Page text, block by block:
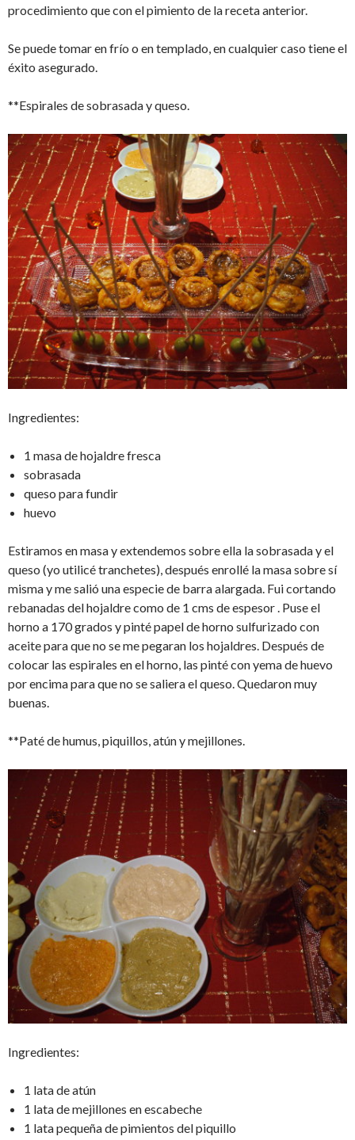
procedimiento que con el pimiento de la receta anterior.
Se puede tomar en frío o en templado, en cualquier caso tiene el
éxito asegurado.
**Espirales de sobrasada y queso.
Ingredientes:
1 masa de hojaldre fresca
sobrasada
queso para fundir
huevo
Estiramos en masa y extendemos sobre ella la sobrasada y el
queso (yo utilicé tranchetes), después enrollé la masa sobre sí
misma y me salió una especie de barra alargada. Fui cortando
rebanadas del hojaldre como de 1 cms de espesor . Puse el
horno a 170 grados y pinté papel de horno sulfurizado con
aceite para que no se me pegaran los hojaldres. Después de
colocar las espirales en el horno, las pinté con yema de huevo
por encima para que no se saliera el queso. Quedaron muy
buenas.
**Paté de humus, piquillos, atún y mejillones.
Ingredientes:
1 lata de atún
1 lata de mejillones en escabeche
1 lata pequeña de pimientos del piquillo